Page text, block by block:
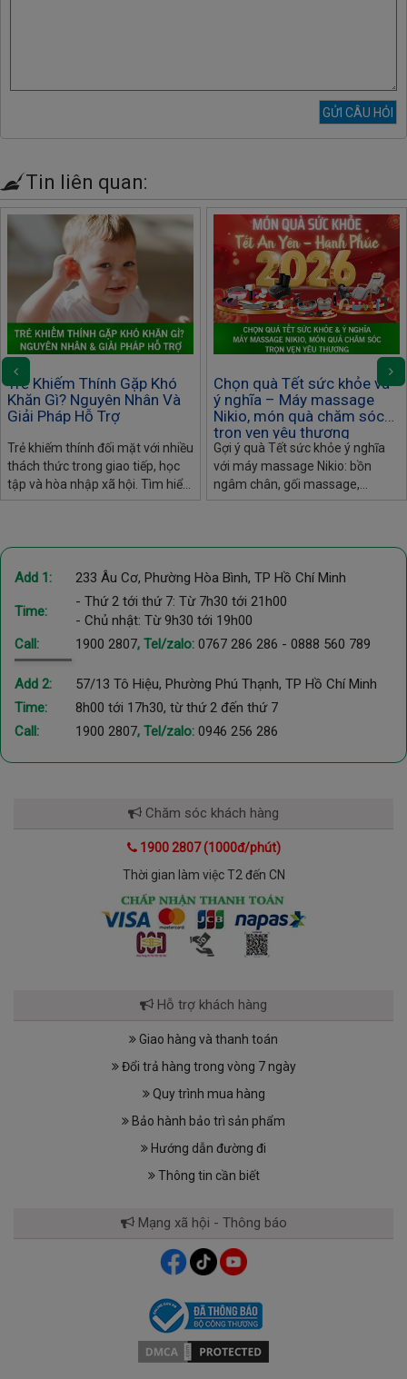
Tin liên quan:
Trẻ Khiếm Thính Gặp Khó
Khăn Gì? Nguyên Nhân Và
Giải Pháp Hỗ Trợ
Trẻ khiếm thính đối mặt với nhiều
thách thức trong giao tiếp, học
tập và hòa nhập xã hội. Tìm hiểu
nguyên nhân, dấu hiệu nhận biết
Chọn quà Tết sức khỏe và
ý nghĩa – Máy massage
Nikio, món quà chăm sóc
trọn vẹn yêu thương
Gợi ý quà Tết sức khỏe ý nghĩa
với máy massage Nikio: bồn
ngâm chân, gối massage,
massage lưng, khớp gối, đầu –
Add 1: 233 Âu Cơ, Phường Hòa Bình, TP Hồ Chí Minh
Time:
- Thứ 2 tới thứ 7: Từ 7h30 tới 21h00
- Chủ nhật: Từ 9h30 tới 19h00
Call:
1900 2807, Tel/zalo: 0767 286 286 - 0888 560 789
Add 2:
57/13 Tô Hiệu, Phường Phú Thạnh, TP Hồ Chí Minh
Time:
8h00 tới 17h30, từ thứ 2 đến thứ 7
Call:
1900 2807, Tel/zalo: 0946 256 286
Chăm sóc khách hàng
1900 2807 (1000đ/phút)
Thời gian làm việc T2 đến CN
Hỗ trợ khách hàng
Giao hàng và thanh toán
Đổi trả hàng trong vòng 7 ngày
Quy trình mua hàng
Bảo hành bảo trì sản phẩm
Hướng dẫn đường đi
Thông tin cần biết
Mạng xã hội - Thông báo